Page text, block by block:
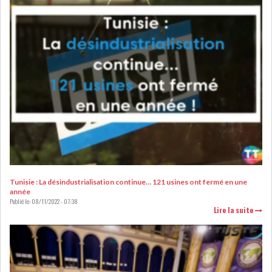
FISCALITE
ENTRÉE EN VIGUEUR DE LA
DES ACTIVITÉS Q...
BOURSE DE TUNIS : UN OUTIL
Tunisie : La désindustrialisation continue… 121 usines ont fermé en une
année
Publié le:08/11/2022 - 07:38
Lire la suite